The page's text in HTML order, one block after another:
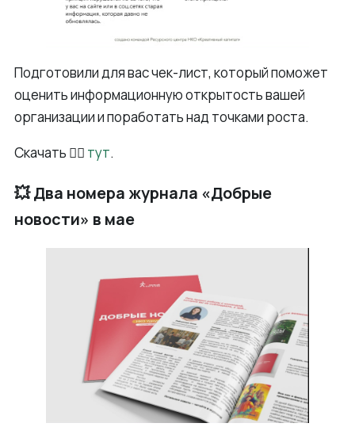
Подготовили для вас чек-лист, который поможет
оценить информационную открытость вашей
организации и поработать над точками роста.
Скачать 👉🏻 тут.
💥 Два номера журнала «Добрые
новости» в мае